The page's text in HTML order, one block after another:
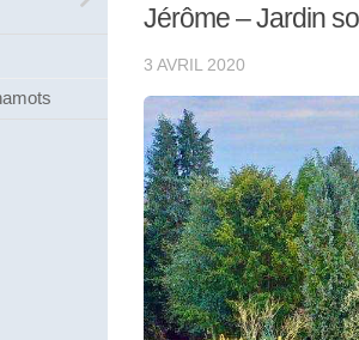
Jérôme – Jardin
3 AVRIL 2020